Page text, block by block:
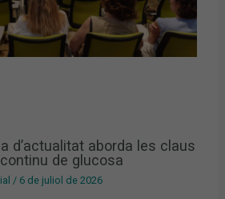
d’actualitat aborda les claus
de glucosa
/ 6 de juliol de 2026